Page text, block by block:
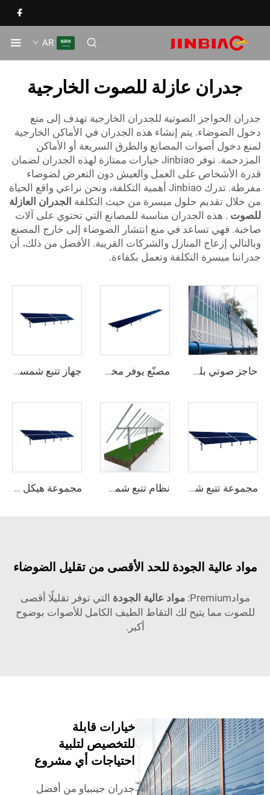
AR
جدران عازلة للصوت الخارجية
الحواجز الصوتية للجدران الخارجية تهدف إلى منع
الضوضاء. يتم إنشاء هذه الجدران في الأماكن الخارجية
دخول أصوات المصانع والطرق السريعة أو الأماكن
المزدحمة. توفر Jinbiao خيارات ممتازة لهذه الجدران لضمان
الأشخاص على العمل والعيش دون التعرض لضوضاء
مفرطة. تدرك Jinbiao أهمية التكلفة، ونحن نراعي واقع الحياة
خلال تقديم حلول ميسرة من حيث التكلفةالجدران العازلة
. هذه الجدران مناسبة للمصانع التي تحتوي على آلات
فهي تساعد في منع انتشار الضوضاء إلى خارج المصنع
إزعاج المنازل والشركات القريبة. الأفضل من ذلك، أن
ميسرة التكلفة وتعمل بكفاءة.
حاجز صوتي بلوري مصنّع يوفر مخزونًا جاهزًا لنظام تتبع الألواح الشمسية على محور واحد ثقيل من الفولاذ مع خدمة القطع والمعالجة جهاز تتبع شمسي على محور واحد عالي الجودة سهل التركيب، وحدة مسطحة مزدوجة الزجاج لنظام شمسي بقوة 10 كيلوواط، هيكل من الفولاذ بجودة ممتازة
مجموعة تتبع شمسي على محور واحد بسعة 1 ميغاواط من إنتاج مصنع حديث، هيكل من الفولاذ الثقيل مع خدمة القطع المخصصة نظام تتبع شمسي على محور واحد بتصميم حديث مع هيكل ثابت من الفولاذ وخدمة قطع بخصم مميز مجموعة هيكل نظام تتبع الألواح الشمسية على محور واحد من الفولاذ الثقيل من مصنّع محترف
عالية الجودة للحد الأقصى من تقليل الضوضاء
موادPremium: مواد عالية الجودةالتي توفر تقليلًا أقصى
للصوت مما يتيح لك التقاط الطيف الكامل للأصوات بوضوح
أكبر.
خيارات قابلة
للتخصيص لتلبية
احتياجات أي مشروع
جدران جينبياو من أفضل